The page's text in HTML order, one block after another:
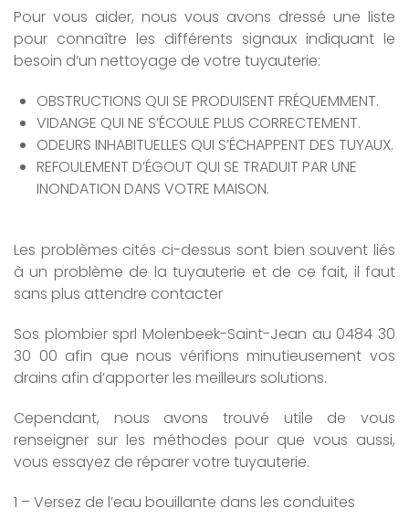
Pour vous aider, nous vous avons dressé une liste
pour connaître les différents signaux indiquant le
besoin d’un nettoyage de votre tuyauterie:
OBSTRUCTIONS QUI SE PRODUISENT FRÉQUEMMENT.
VIDANGE QUI NE S’ÉCOULE PLUS CORRECTEMENT.
ODEURS INHABITUELLES QUI S’ÉCHAPPENT DES TUYAUX.
REFOULEMENT D’ÉGOUT QUI SE TRADUIT PAR UNE
INONDATION DANS VOTRE MAISON.
Les problèmes cités ci-dessus sont bien souvent liés
à un problème de la tuyauterie et de ce fait, il faut
sans plus attendre contacter
Sos plombier sprl Molenbeek-Saint-Jean au 0484 30
30 00 afin que nous vérifions minutieusement vos
drains afin d’apporter les meilleurs solutions.
Cependant, nous avons trouvé utile de vous
renseigner sur les méthodes pour que vous aussi,
vous essayez de réparer votre tuyauterie.
1 – Versez de l’eau bouillante dans les conduites